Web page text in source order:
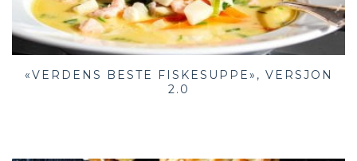
«VERDENS BESTE FISKESUPPE», VERSJON
2.0